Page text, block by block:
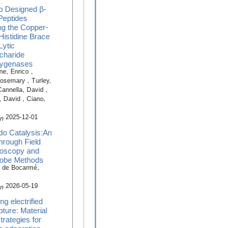
Designed β-
the Copper-
Brace
Enrico ,
, Turley,
David ,
David , Ciano,
2025-12-01
Catalysis:An
Field
and
Methods
Bocarmé,
2026-05-19
electrified
Material
for